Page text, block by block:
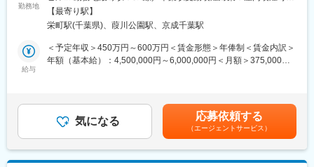
変更の範囲：会社の定める業務
・残業月平均20時間
・緊急対応ほぼなし
■当社の魅力
◇ 医療施設の“当たり前の快適さ”を守る、価値ある不動産管理
ことで、患者様が不安なく来院でき、医療スタッフが診療に集中
できる環境を支える役割を担います。
建物の美観や設備状態がそのまま施設の印象につながるため、ご
自身の管理品質が利用者満足へ直結する、やりがいの大きな仕事
です。
病院やクリニック、介護施設、新築工事・修繕工事・建替工事の
際に施工管理の業務をお任せいたします。
医療に特化しているため、他社との差別化を図ることができてお
ります。
・内勤で積算
・図面チェック
・品質管理
・予算管理
・お客様対応
勤務地
場所あり
【最寄り駅】
栄町駅(千葉県)、葭川公園駅、京成千葉駅
給与
＜予定年収＞450万円～600万円＜賃金形態＞年俸制＜賃金内訳＞
年額（基本給）：4,500,000円～6,000,000円＜月額＞375,000円
額であり、選考を通じて上下する可能性があります。月給(月額)は
固定手当を含めた表記です。
気になる 応募依頼する
（エージェントサービス）